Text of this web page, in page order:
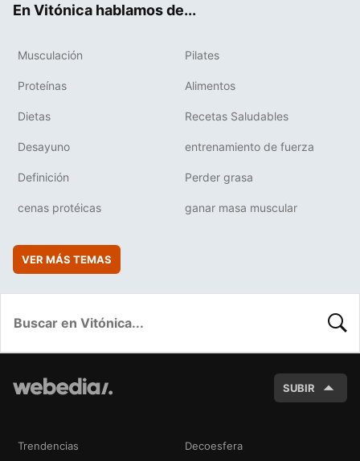
En Vitónica hablamos de...
Musculación Pilates
Proteínas Alimentos
Dietas Recetas Saludables
Desayuno entrenamiento de fuerza
Definición Perder grasa
cenas protéicas ganar masa muscular
VER MÁS TEMAS
SUBIR
Trendencias Decoesfera